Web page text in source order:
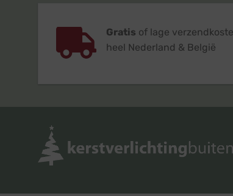
Gratis of lage
heel Nederland & België